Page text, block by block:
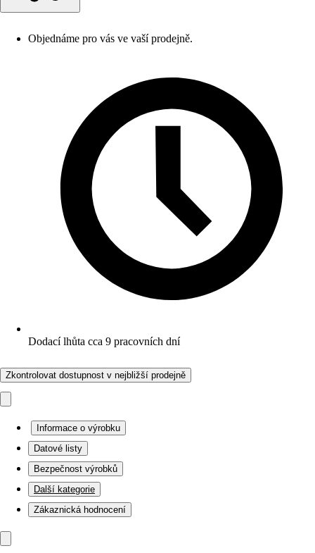
Objednáme pro vás ve vaší prodejně.
Dodací lhůta cca 9 pracovních dní
Zkontrolovat dostupnost v nejbližší prodejně
Informace o výrobku
Datové listy
Bezpečnost výrobků
Další kategorie
Zákaznická hodnocení